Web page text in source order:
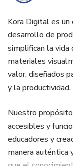
sentir que te
El objetivo no es
El objetivo es que
Kora Digital es
desarrollo de
simplifican la vida
materiales
valor, diseñados
y la productividad.
Nuestro
accesibles y
educadores y
manera auténtica